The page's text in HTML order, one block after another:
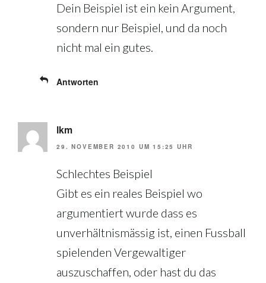
Dein Beispiel ist ein kein Argument,
sondern nur Beispiel, und da noch
nicht mal ein gutes.
Antworten
lkm
29. NOVEMBER 2010 UM 15:25 UHR
Schlechtes Beispiel
Gibt es ein reales Beispiel wo
argumentiert wurde dass es
unverhältnismässig ist, einen Fussball
spielenden Vergewaltiger
auszuschaffen, oder hast du das